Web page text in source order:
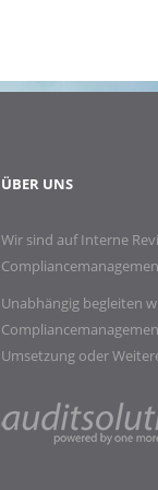
ÜBER UNS
Wir sind auf Interne
Unabhängig begleiten
Umsetzung oder